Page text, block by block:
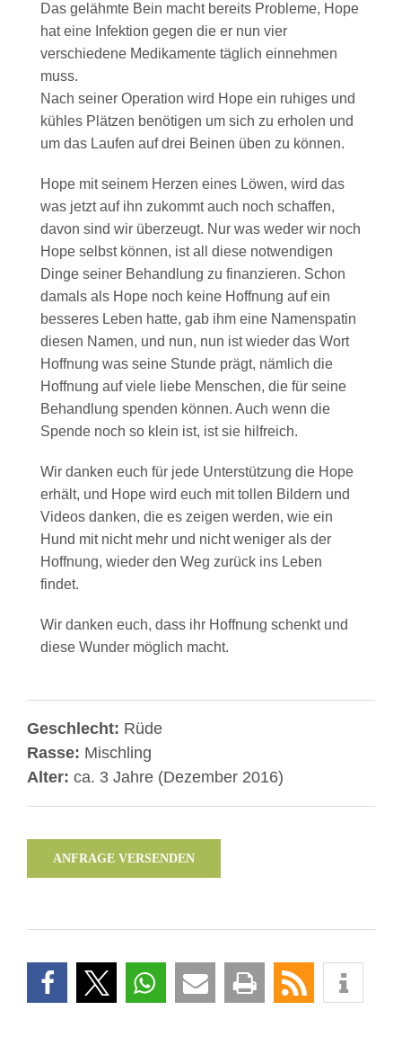
Das gelähmte Bein macht bereits Probleme, Hope
hat eine Infektion gegen die er nun vier
verschiedene Medikamente täglich einnehmen
muss.
Nach seiner Operation wird Hope ein ruhiges und
kühles Plätzen benötigen um sich zu erholen und
um das Laufen auf drei Beinen üben zu können.
Hope mit seinem Herzen eines Löwen, wird das
was jetzt auf ihn zukommt auch noch schaffen,
davon sind wir überzeugt. Nur was weder wir noch
Hope selbst können, ist all diese notwendigen
Dinge seiner Behandlung zu finanzieren. Schon
damals als Hope noch keine Hoffnung auf ein
besseres Leben hatte, gab ihm eine Namenspatin
diesen Namen, und nun, nun ist wieder das Wort
Hoffnung was seine Stunde prägt, nämlich die
Hoffnung auf viele liebe Menschen, die für seine
Behandlung spenden können. Auch wenn die
Spende noch so klein ist, ist sie hilfreich.
Wir danken euch für jede Unterstützung die Hope
erhält, und Hope wird euch mit tollen Bildern und
Videos danken, die es zeigen werden, wie ein
Hund mit nicht mehr und nicht weniger als der
Hoffnung, wieder den Weg zurück ins Leben
findet.
Wir danken euch, dass ihr Hoffnung schenkt und
diese Wunder möglich macht.
Geschlecht: Rüde
Rasse: Mischling
Alter: ca. 3 Jahre (Dezember 2016)
ANFRAGE VERSENDEN